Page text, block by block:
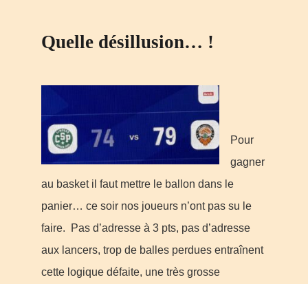
Quelle désillusion… !
Pour
gagner
au basket il faut mettre le ballon dans le
panier… ce soir nos joueurs n’ont pas su le
faire. Pas d’adresse à 3 pts, pas d’adresse
aux lancers, trop de balles perdues entraînent
cette logique défaite, une très grosse